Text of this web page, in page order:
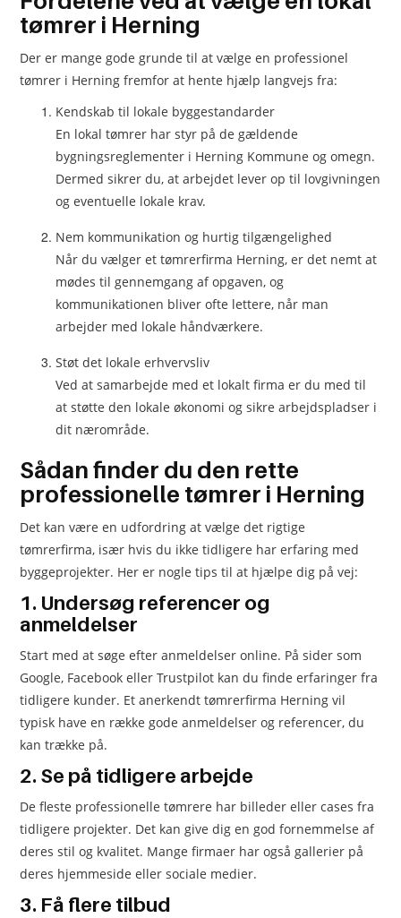
tømrer i Herning
Der er mange gode grunde til at vælge en professionel
tømrer i Herning fremfor at hente hjælp langvejs fra:
Kendskab til lokale byggestandarder
En lokal tømrer har styr på de gældende
bygningsreglementer i Herning Kommune og omegn.
Dermed sikrer du, at arbejdet lever op til lovgivningen
og eventuelle lokale krav.
Nem kommunikation og hurtig tilgængelighed
Når du vælger et tømrerfirma Herning, er det nemt at
mødes til gennemgang af opgaven, og
kommunikationen bliver ofte lettere, når man
arbejder med lokale håndværkere.
Støt det lokale erhvervsliv
Ved at samarbejde med et lokalt firma er du med til
at støtte den lokale økonomi og sikre arbejdspladser i
dit nærområde.
Sådan finder du den rette
professionelle tømrer i Herning
Det kan være en udfordring at vælge det rigtige
tømrerfirma, især hvis du ikke tidligere har erfaring med
byggeprojekter. Her er nogle tips til at hjælpe dig på vej:
1. Undersøg referencer og
anmeldelser
Start med at søge efter anmeldelser online. På sider som
Google, Facebook eller Trustpilot kan du finde erfaringer fra
tidligere kunder. Et anerkendt tømrerfirma Herning vil
typisk have en række gode anmeldelser og referencer, du
kan trække på.
2. Se på tidligere arbejde
De fleste professionelle tømrere har billeder eller cases fra
tidligere projekter. Det kan give dig en god fornemmelse af
deres stil og kvalitet. Mange firmaer har også gallerier på
deres hjemmeside eller sociale medier.
3. Få flere tilbud